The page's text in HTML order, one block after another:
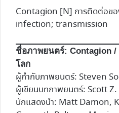
Contagion [N] การติดต่อขอ
infection; transmission
ชื่อภาพยนตร์: Contagion /
โลก
ผู้กำกับภาพยนตร์: Steven
ผู้เขียนบทภาพยนตร์: Scott
นักแสดงนำ: Matt Damon,